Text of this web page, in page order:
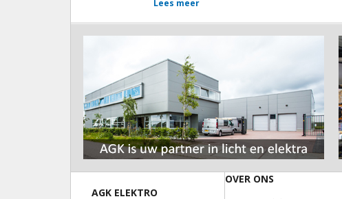
Lees meer
AGK ELEKTRO
OVER ONS